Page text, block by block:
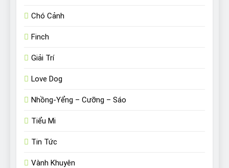
Chó Cảnh
Finch
Giải Trí
Love Dog
Nhồng-Yểng – Cưỡng – Sáo
Tiểu Mi
Tin Tức
Vành Khuyên